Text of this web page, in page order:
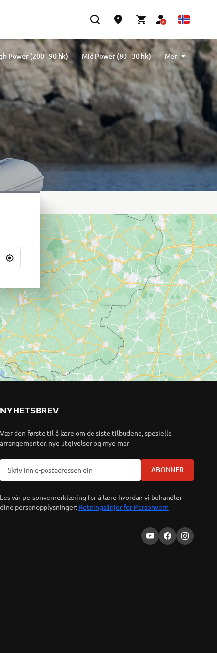
Power (200 - 90 hk)
Mid Power (80 - 30 hk)
Electric Drive
Sammenlign Båtmotorer
et tilbud
Variasjoner av Utenbordsmotorer
Commercial Kommersiell bruk | 2 års garanti
Mer
NYHETSBREV
Vær den første til å lære om de siste tilbudene, spesielle
arrangementer, nye utgivelser og mye mer
ABONNER
Les vår personvernerklæring for å lære hvordan vi behandler
dine personopplysninger: Retningslinjer for Personvern